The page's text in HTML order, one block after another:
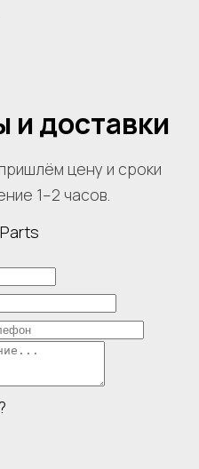
и доставки
цену и сроки
1–2 часов.